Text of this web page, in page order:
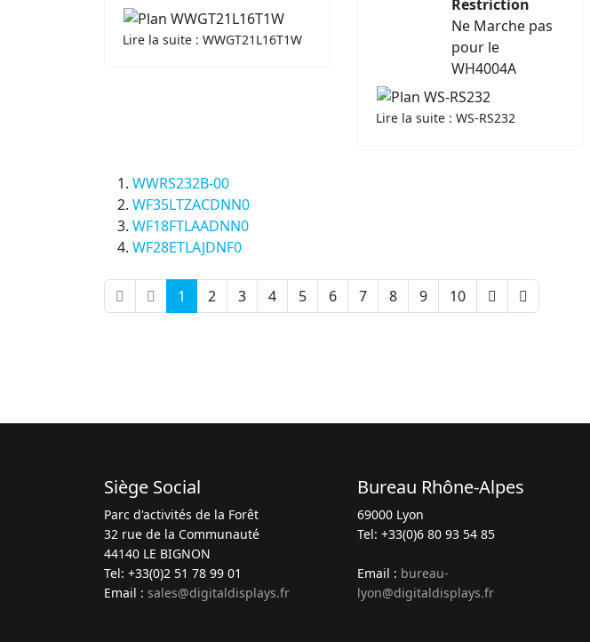
Lire la suite : WWGT21L16T1W
Restriction
Ne Marche pas
pour le
WH4004A
Lire la suite : WS-RS232
WWRS232B-00
WF35LTZACDNN0
WF18FTLAADNN0
WF28ETLAJDNF0
1 2 3 4 5 6 7 8 9 10
Siège Social
Parc d'activités de la Forêt
32 rue de la Communauté
44140 LE BIGNON
Tel: +33(0)2 51 78 99 01
Email : sales@digitaldisplays.fr
Bureau Rhône-Alpes
69000 Lyon
Tel: +33(0)6 80 93 54 85
Email : bureau-
lyon@digitaldisplays.fr